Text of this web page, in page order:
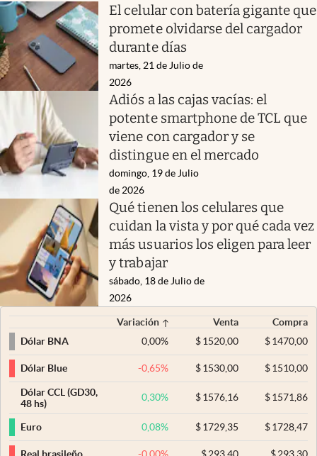
El celular con batería gigante que
promete olvidarse del cargador
durante días
martes, 21 de Julio de
2026
Adiós a las cajas vacías: el
potente smartphone de TCL que
viene con cargador y se
distingue en el mercado
domingo, 19 de Julio
de 2026
Qué tienen los celulares que
cuidan la vista y por qué cada vez
más usuarios los eligen para leer
y trabajar
sábado, 18 de Julio de
2026
Variación Venta
Compra
Dólar BNA
0,00% $ 1520,00 $1470,00
Dólar Blue -0,65% $ 1530,00 $1510,00
Dólar CCL (GD30,
48 hs)
0,30% $ 1576,16 $1571,86
Euro 0,08% $ 1729,35 $1728,47